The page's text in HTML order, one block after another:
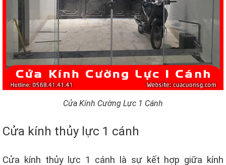
Cửa Kính Cường Lực 1 Cánh
Cửa kính thủy lực 1 cánh
Cửa kính thủy lực 1 cánh là sự kết hợp giữa kính